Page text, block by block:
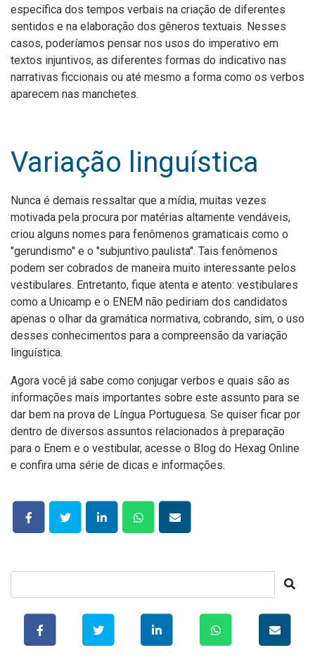
específica dos tempos verbais na criação de diferentes
sentidos e na elaboração dos gêneros textuais. Nesses
casos, poderíamos pensar nos usos do imperativo em
textos injuntivos, as diferentes formas do indicativo nas
narrativas ficcionais ou até mesmo a forma como os verbos
aparecem nas manchetes.
Variação linguística
Nunca é demais ressaltar que a mídia, muitas vezes
motivada pela procura por matérias altamente vendáveis,
criou alguns nomes para fenômenos gramaticais como o
"gerundismo" e o "subjuntivo paulista". Tais fenômenos
podem ser cobrados de maneira muito interessante pelos
vestibulares. Entretanto, fique atenta e atento: vestibulares
como a Unicamp e o ENEM não pediriam dos candidatos
apenas o olhar da gramática normativa, cobrando, sim, o uso
desses conhecimentos para a compreensão da variação
linguística.
Agora você já sabe como conjugar verbos e quais são as
informações mais importantes sobre este assunto para se
dar bem na prova de Língua Portuguesa. Se quiser ficar por
dentro de diversos assuntos relacionados à preparação
para o Enem e o vestibular, acesse o Blog do Hexag Online
e confira uma série de dicas e informações.